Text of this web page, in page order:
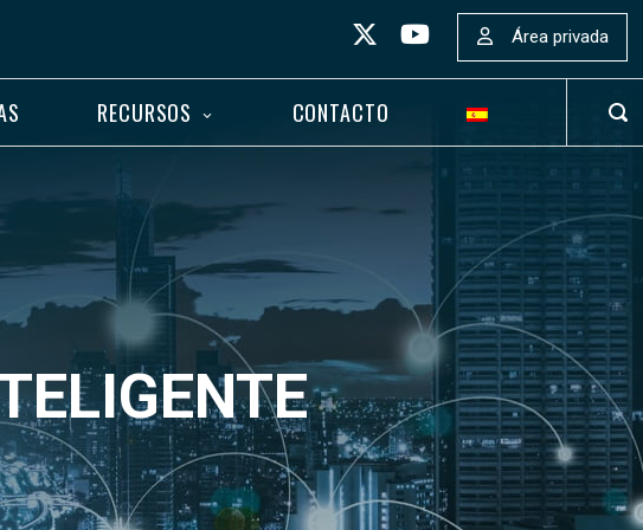
Área privada
RECURSOS CONTACTO
DE